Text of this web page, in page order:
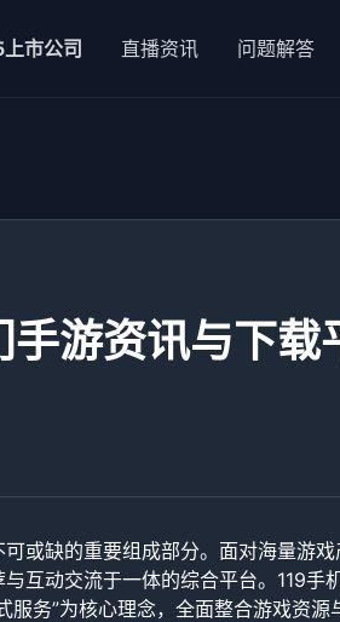
市公司 直播资讯 问题解答
游资讯与下载
或缺的重要组成部分。面对海量游
互动交流于一体的综合平台。119手
务”为核心理念，全面整合游戏资源